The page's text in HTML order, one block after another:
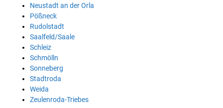
Neustadt an der Orla
Pößneck
Rudolstadt
Saalfeld/Saale
Schleiz
Schmölln
Sonneberg
Stadtroda
Weida
Zeulenroda-Triebes